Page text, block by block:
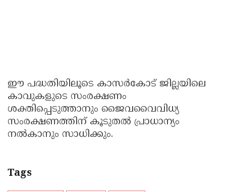
ഈ പദ്ധതിയിലൂടെ കാസര്‍കോട് ജില്ലയിലെ
കാവുകളുടെ സംരക്ഷണം
ശക്തിപ്പെടുത്താനും ജൈവവൈവിധ്യ
സംരക്ഷണത്തിന് കൂടുതല്‍ പ്രാധാന്യം
നല്‍കാനും സാധിക്കും.
Tags